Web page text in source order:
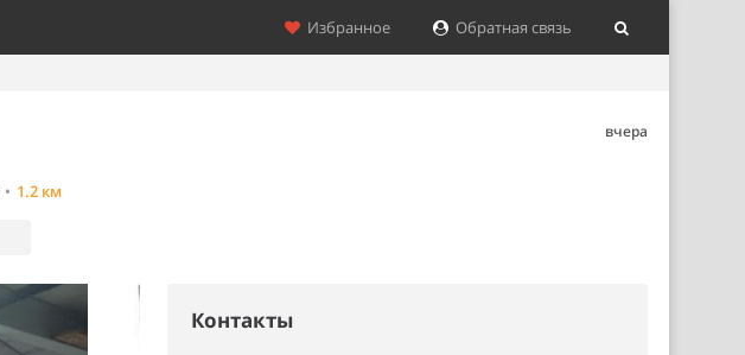
Избранное Обратная связь
вчера
• 1.2 км
Контакты